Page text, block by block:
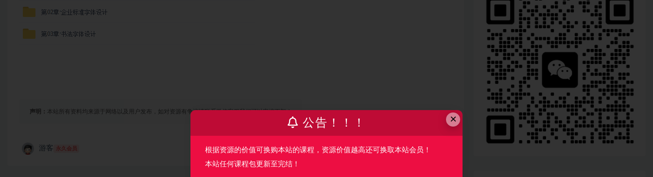
声明： 本站所有资料均来源于网络以及用户发布，如对资源有争议请联系微信客服我们可以安排下架！
游客 永久会员 收藏 海报
×
公告！！！
根据资源的价值可换购本站的课程，资源价值越高还可换取本站会员！
本站任何课程包更新至完结！